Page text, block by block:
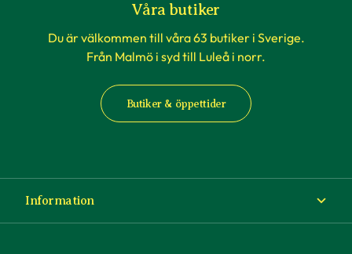
Våra butiker
Du är välkommen till våra 63 butiker i Sverige.
Från Malmö i syd till Luleå i norr.
Butiker & öppettider
Information